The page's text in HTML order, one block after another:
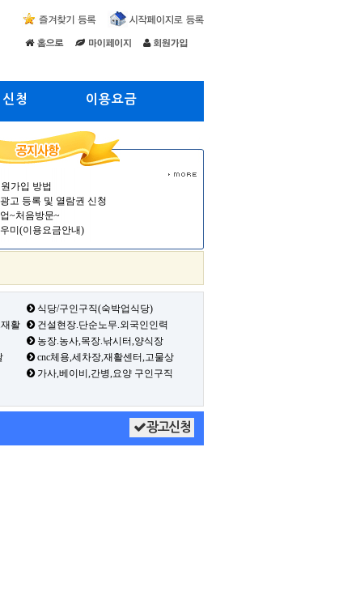
청 이용요금
가입 방법
고 등록 및 열람권 신청
~처음방문~
미(이용요금안내)
식당/구인구직(숙박업식당)
활
건설현장.단순노무.외국인인력
농장.농사,목장.낚시터,양식장
cnc체용,세차장,재활센터,고물상
가사,베이비,간병,요양 구인구직
광고신청